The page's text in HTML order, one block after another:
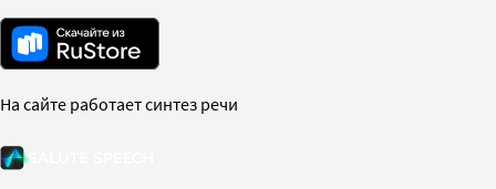
На сайте работает синтез речи